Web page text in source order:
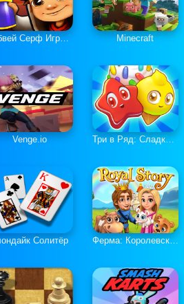
Сабвей Серф Играть Онлайн Minecraft
Venge.io Три в Ряд: Сладкие Загадки
Солитёр Ферма: Королевская История